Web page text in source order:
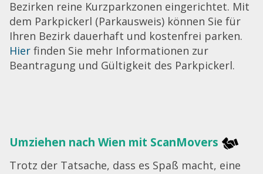
Bezirken reine Kurzparkzonen eingerichtet. Mit
dem Parkpickerl (Parkausweis) können Sie für
Ihren Bezirk dauerhaft und kostenfrei parken.
Hier finden Sie mehr Informationen zur
Beantragung und Gültigkeit des Parkpickerl.
Umziehen nach Wien mit ScanMovers
Trotz der Tatsache, dass es Spaß macht, eine